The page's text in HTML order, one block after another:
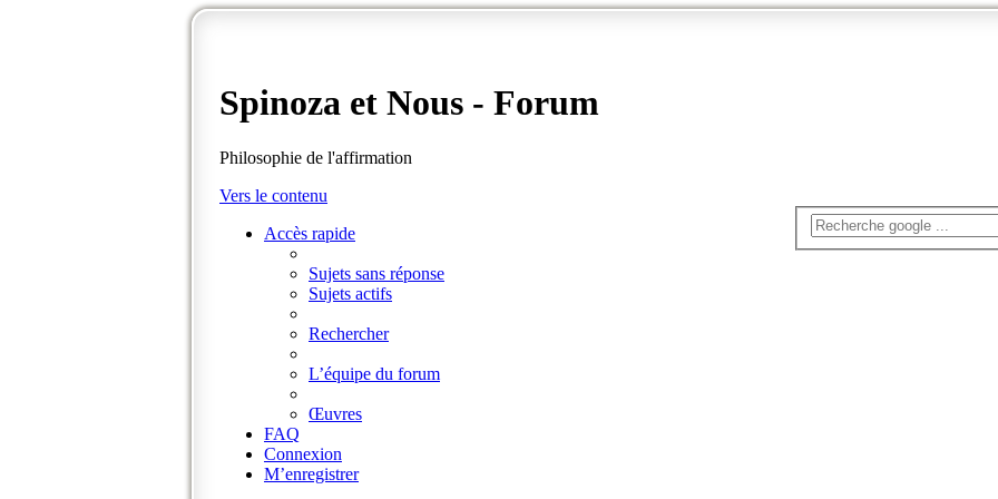
Spinoza et Nous - Forum
Philosophie de l'affirmation
Vers le contenu
Accès rapide
Sujets sans réponse
Sujets actifs
Rechercher
L’équipe du forum
Œuvres
FAQ
Connexion
M’enregistrer